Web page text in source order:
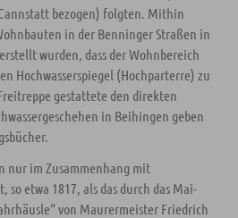
bezogen) folgten. Mithin
in der Benninger Straßen in
wurden, dass der Wohnbereich
Hochwasserspiegel (Hochparterre) zu
gestattete den direkten
in Beihingen geben
nur im Zusammenhang mit
so etwa 1817, als das durch das Mai-
von Maurermeister Friedrich